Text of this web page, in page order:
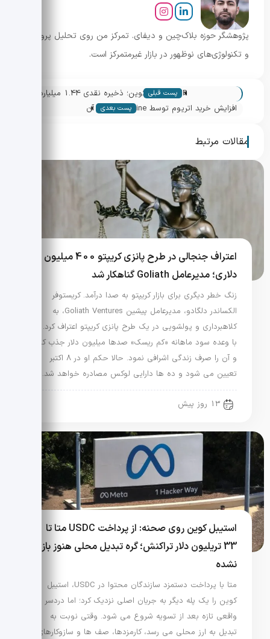
پژوهشگر حوزه بلاک‌چین و دیفای. تمرکز من روی تحلیل پروژه‌ها
و تکنولوژی‌های نوظهور در بازار غیرمتمرکز است.
« پست قبلی
MSTR بیت کوین؛ ذخیره نقدی 1.44 میلیارد
دلاری و کاهش اهداف سود
افزایش خرید اتریوم توسط BitMine و تاثیر آن
پست بعدی »
مقالات مرتبط
اعتراف جنجالی در طرح پانزی کریپتو 400 میلیون
دلاری؛ مدیرعامل Goliath گناهکار شد
زنگ خطر دیگری برای بازار کریپتو به صدا درآمد. کریستوفر
الکساندر دلگادو، مدیرعامل پیشین Goliath Ventures، به
کلاهبرداری و پولشویی در یک طرح پانزی کریپتو اعتراف کرد. او
با وعده سود ماهانه «کم ریسک» صدها میلیون دلار جذب کرد
و آن را صرف زندگی اشرافی نمود. حالا حکم او در 8 اکتبر
تعیین می شود و ده ها دارایی لوکس مصادره خواهد شد.
13 روز پیش
استیبل کوین روی صحنه: از پرداخت USDC متا تا
33 تریلیون دلار تراکنش؛ گره تبدیل محلی هنوز باز
نشده
متا با پرداخت دستمزد سازندگان محتوا در USDC، استیبل
کوین را یک پله دیگر به جریان اصلی نزدیک کرد؛ اما دردسر
واقعی تازه بعد از تسویه شروع می شود. وقتی نوبت به
تبدیل به ارز محلی می رسد، کارمزدها، صف ها و سازوکارهای